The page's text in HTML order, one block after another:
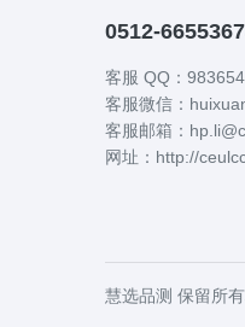
0512-
客服 QQ：
客服微信：
客服邮箱：
网址：http://
慧选品测 保留所有